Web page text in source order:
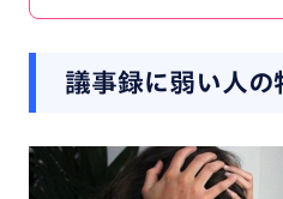
議事録に弱い人の